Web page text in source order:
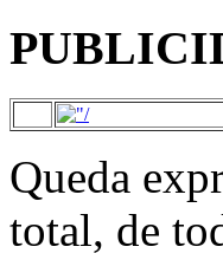
Queda
total, de